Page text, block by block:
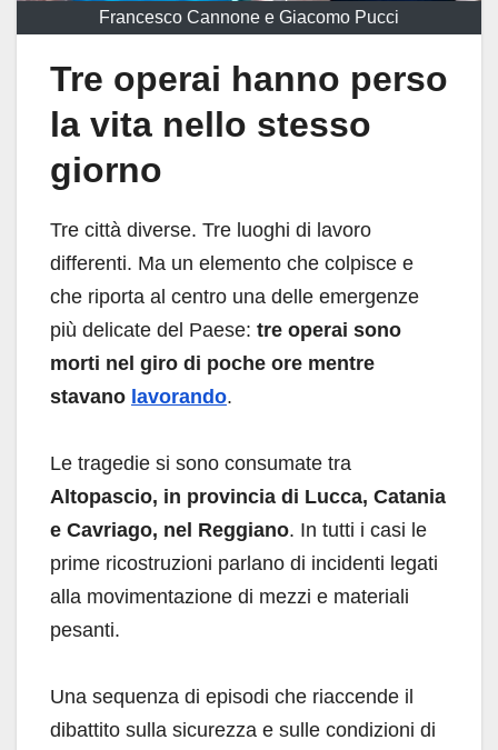
Francesco Cannone e Giacomo Pucci
Tre operai hanno perso
la vita nello stesso
giorno
Tre città diverse. Tre luoghi di lavoro
differenti. Ma un elemento che colpisce e
che riporta al centro una delle emergenze
più delicate del Paese: tre operai sono
morti nel giro di poche ore mentre
stavano lavorando.
Le tragedie si sono consumate tra
Altopascio, in provincia di Lucca, Catania
e Cavriago, nel Reggiano. In tutti i casi le
prime ricostruzioni parlano di incidenti legati
alla movimentazione di mezzi e materiali
pesanti.
Una sequenza di episodi che riaccende il
dibattito sulla sicurezza e sulle condizioni di